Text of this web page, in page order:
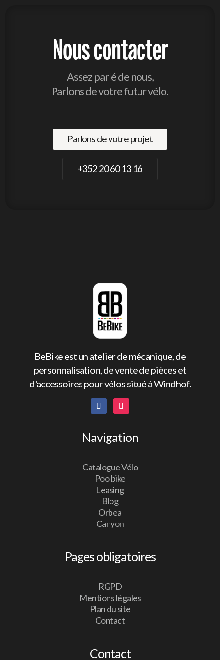
Nous contacter
Assez parlé de nous,
Parlons de votre futur vélo.
Parlons de votre projet
+352 20 60 13 16
BeBike est un atelier de mécanique, de
personnalisation, de vente de pièces et
d'accessoires pour vélos situé à Windhof.
Navigation
Catalogue Vélo
Poolbike
Leasing
Blog
Orbea
Canyon
Pages obligatoires
RGPD
Mentions légales
Plan du site
Contact
Contact